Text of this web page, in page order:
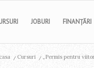
JOBURI FINANȚĂRI
/ Cursuri / „Permis pentru